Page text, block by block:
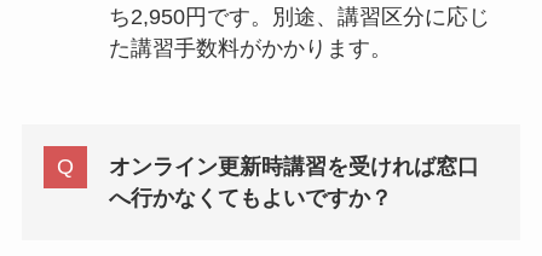
ち2,950円です。別途、講習区分に応じ
た講習手数料がかかります。
オンライン更新時講習を受ければ窓口
へ行かなくてもよいですか？